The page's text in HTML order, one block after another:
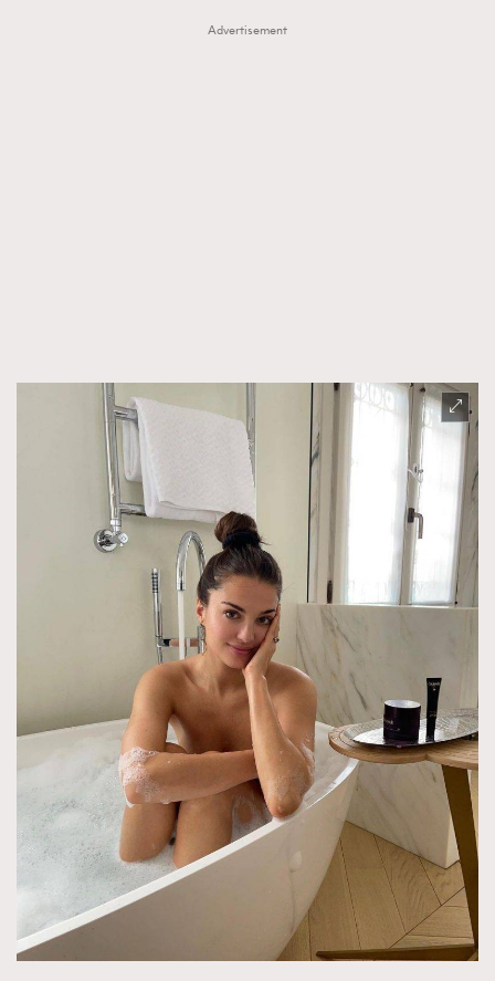
Advertisement